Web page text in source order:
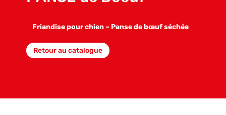
Friandise pour chien – Panse de bœuf séchée
Retour au catalogue